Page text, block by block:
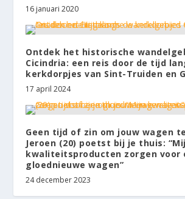
16 januari 2020
Ontdek het historische
Cicindria: een reis door de tijd
kerkdorpjes van Sint-Truiden en
17 april 2024
Geen tijd of zin om jouw wagen
Jeroen (20) poetst bij je thuis:
kwaliteitsproducten zorgen voor
gloednieuwe wagen”
24 december 2023